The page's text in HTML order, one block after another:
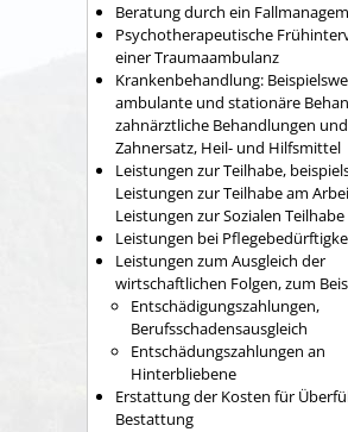
Beratung durch ein
Psychotherapeutische
einer Traumaambulanz
Krankenbehandlung:
ambulante und stationäre
zahnärztliche Behandlungen und
Zahnersatz, Heil- und Hilfsmittel
Leistungen zur Teilhabe,
Leistungen zur Teilhabe am
Leistungen zur Sozialen Teilhabe
Leistungen bei
Leistungen zum Ausgleich der
wirtschaftlichen Folgen, zum
Entschädigungszahlungen,
Berufsschadensausgleich
Entschädungszahlungen an
Hinterbliebene
Erstattung der Kosten für
Bestattung